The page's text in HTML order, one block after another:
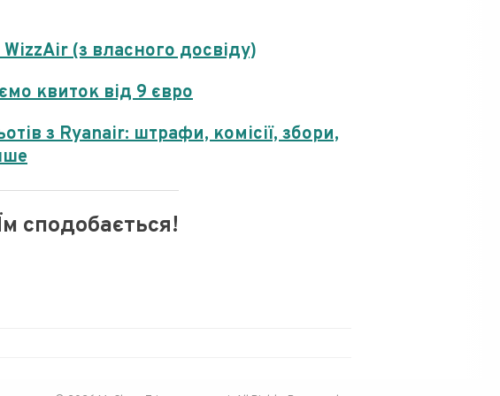
(з власного досвіду)
квиток від 9 євро
з Ryanair: штрафи, комісії, збори,
сподобається!